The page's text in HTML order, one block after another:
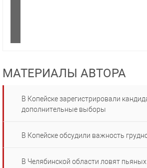
МАТЕРИАЛЫ АВТОРА
В Копейске зарегистрировали
дополнительные выборы
В Копейске обсудили важность
В Челябинской области ловят